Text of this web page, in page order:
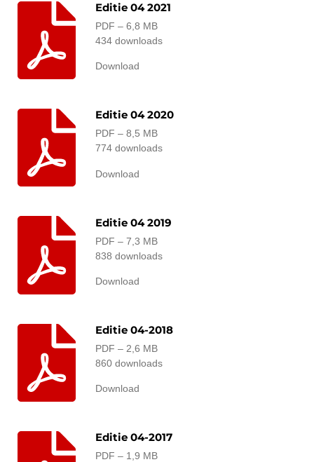
Editie 04 2021
PDF – 6,8 MB
434 downloads
Download
Editie 04 2020
PDF – 8,5 MB
774 downloads
Download
Editie 04 2019
PDF – 7,3 MB
838 downloads
Download
Editie 04-2018
PDF – 2,6 MB
860 downloads
Download
Editie 04-2017
PDF – 1,9 MB